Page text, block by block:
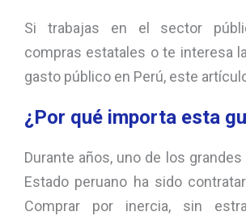
Si trabajas en el sector
compras estatales o te interesa
gasto público en Perú, este
¿Por qué importa esta
Durante años, uno de los grandes
Estado peruano ha sido
Comprar por inercia, sin